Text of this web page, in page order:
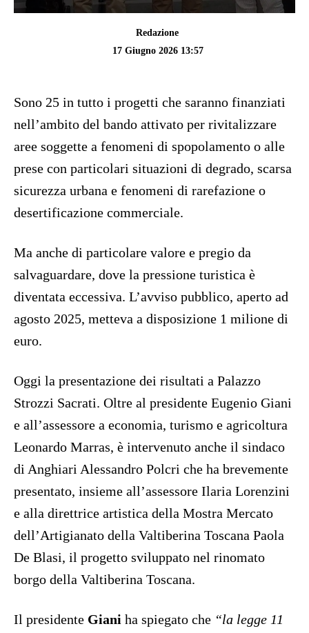
Redazione
17 Giugno 2026 13:57
Sono 25 in tutto i progetti che saranno finanziati
nell’ambito del bando attivato per rivitalizzare
aree soggette a fenomeni di spopolamento o alle
prese con particolari situazioni di degrado, scarsa
sicurezza urbana e fenomeni di rarefazione o
desertificazione commerciale.
Ma anche di particolare valore e pregio da
salvaguardare, dove la pressione turistica è
diventata eccessiva. L’avviso pubblico, aperto ad
agosto 2025, metteva a disposizione 1 milione di
euro.
Oggi la presentazione dei risultati a Palazzo
Strozzi Sacrati. Oltre al presidente Eugenio Giani
e all’assessore a economia, turismo e agricoltura
Leonardo Marras, è intervenuto anche il sindaco
di Anghiari Alessandro Polcri che ha brevemente
presentato, insieme all’assessore Ilaria Lorenzini
e alla direttrice artistica della Mostra Mercato
dell’Artigianato della Valtiberina Toscana Paola
De Blasi, il progetto sviluppato nel rinomato
borgo della Valtiberina Toscana.
Il presidente Giani ha spiegato che “la legge 11